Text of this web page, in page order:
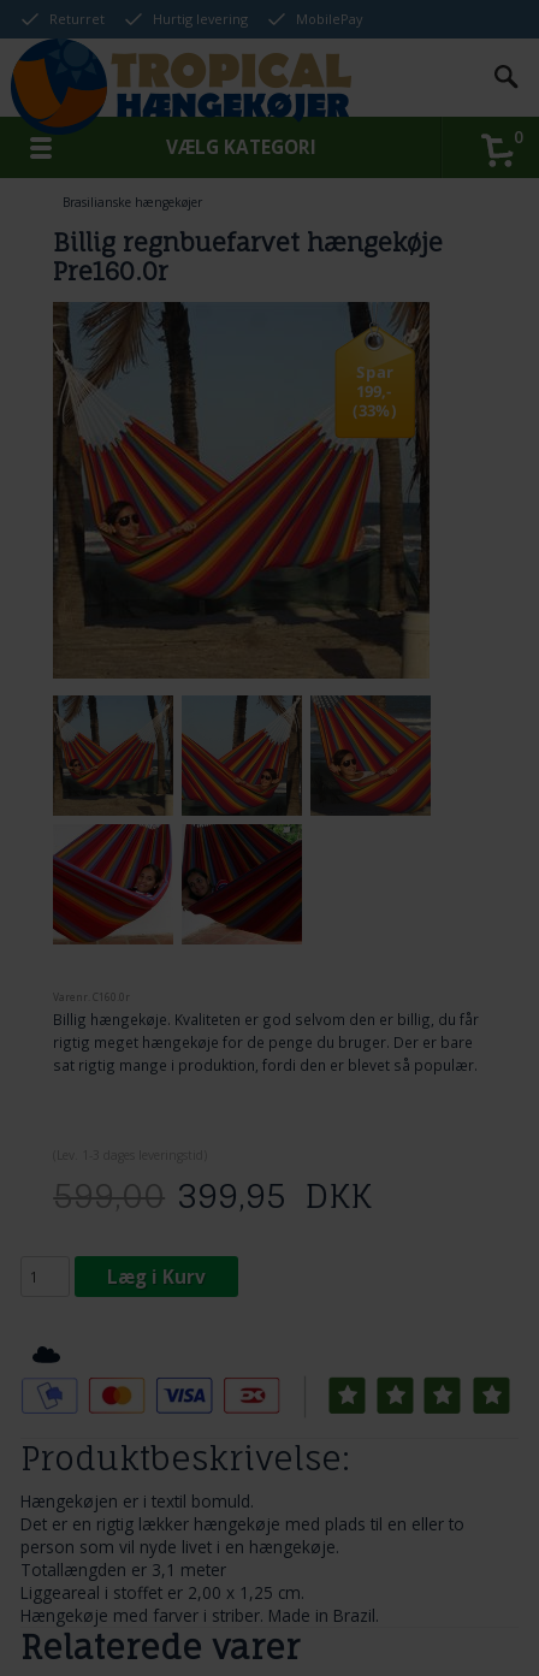
Returret Hurtig levering MobilePay
0
VÆLG KATEGORI
Brasilianske hængekøjer
Billig regnbuefarvet hængekøje
Pre160.0r
Spar
199,-
(33%)
Varenr.C160.0r
Billig hængekøje. Kvaliteten er god selvom den er billig, du får
rigtig meget hængekøje for de penge du bruger. Der er bare
sat rigtig mange i produktion, fordi den er blevet så populær.
599,00 399,95 DKK
Læg i Kurv
Produktbeskrivelse:
Hængekøjen er i textil bomuld.
Det er en rigtig lækker hængekøje med plads til en eller to
person som vil nyde livet i en hængekøje.
Totallængden er 3,1 meter
Liggeareal i stoffet er 2,00 x 1,25 cm.
Hængekøje med farver i striber. Made in Brazil.
Relaterede varer